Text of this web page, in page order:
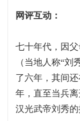
网评互动：
七十年代，因
（当地人称“
了六年，其间
年，直至当兵
汉光武帝刘秀的